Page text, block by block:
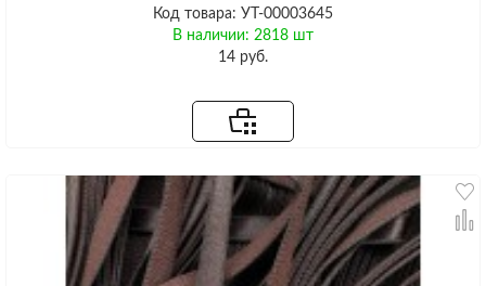
Код товара: УТ-00003645
В наличии: 2818 шт
14 руб.